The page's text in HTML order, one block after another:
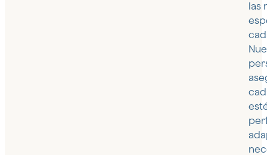
las